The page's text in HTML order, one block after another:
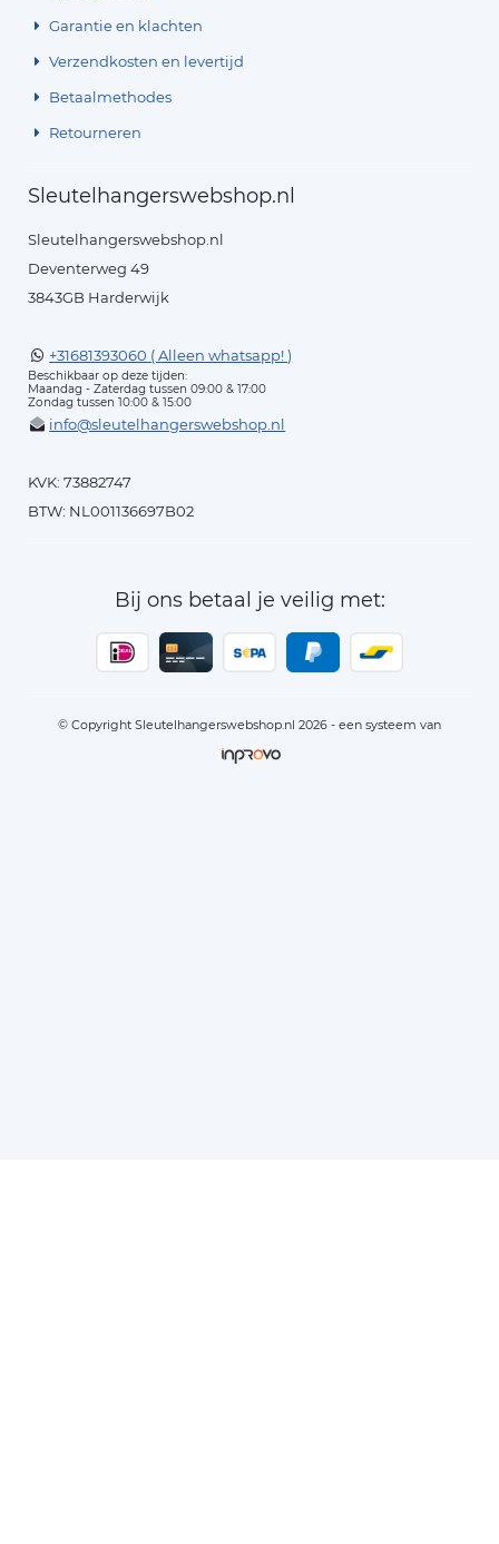
Garantie en klachten
Verzendkosten en levertijd
Betaalmethodes
Retourneren
Sleutelhangerswebshop.nl
Sleutelhangerswebshop.nl
Deventerweg 49
3843GB Harderwijk
+31681393060 ( Alleen whatsapp! )
Beschikbaar op deze tijden:
Maandag - Zaterdag tussen 09:00 & 17:00
Zondag tussen 10:00 & 15:00
info@sleutelhangerswebshop.nl
KVK: 73882747
BTW: NL001136697B02
Bij ons betaal je veilig met:
© Copyright Sleutelhangerswebshop.nl 2026 - een systeem van